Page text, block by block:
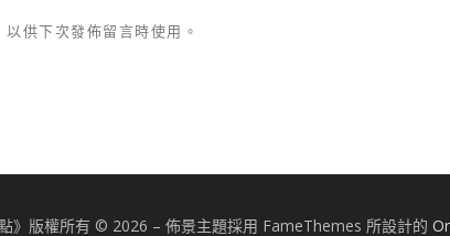
供下次發佈留言時使用。
》版權所有 © 2026 – 佈景主題採用 FameThemes 所設計的